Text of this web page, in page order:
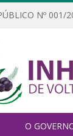
Nº 001/
O